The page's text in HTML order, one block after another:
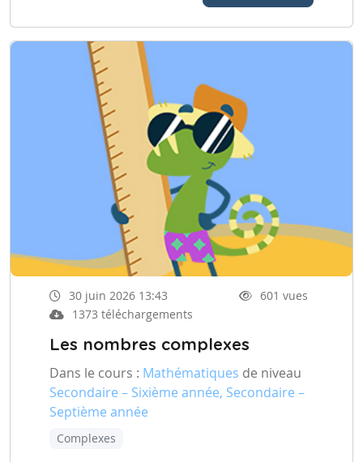
30 juin 2026 13:43
601 vues
1373 téléchargements
Les nombres complexes
Dans le cours : Mathématiques de niveau
Secondaire – Sixième année, Secondaire –
Septième année
Complexes